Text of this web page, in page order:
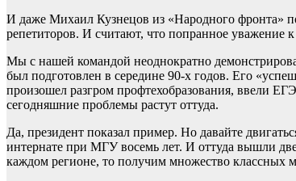
И даже Михаил Кузнецов из «Народного фронта»
репетиторов. И считают, что попранное уважение
Мы с нашей командой неоднократно
был подготовлен в середине 90-х годов. Его
произошел разгром профтехобразования, ввели
сегодняшние проблемы растут оттуда.
Да, президент показал пример. Но давайте
интернате при МГУ восемь лет. И оттуда вышли
каждом регионе, то получим множество классных